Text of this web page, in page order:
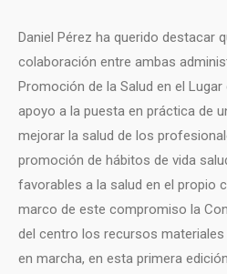
Daniel Pérez ha querido destacar
colaboración entre ambas
Promoción de la Salud en el
apoyo a la puesta en práctica de
mejorar la salud de los
promoción de hábitos de vida
favorables a la salud en el propio
marco de este compromiso la
del centro los recursos
en marcha, en esta primera